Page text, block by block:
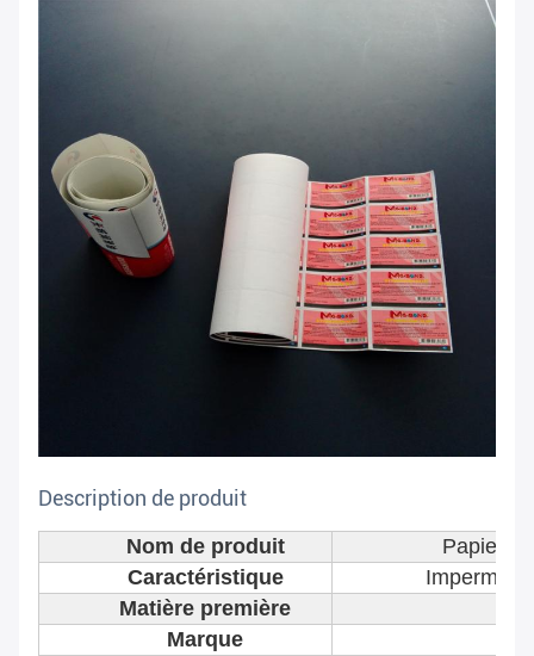
Description de produit
Nom de produit
Papier
Caractéristique
Matière première
Marque